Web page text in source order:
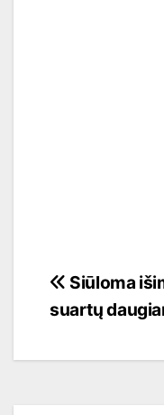
tarp
įrašų
Siūloma
suartų